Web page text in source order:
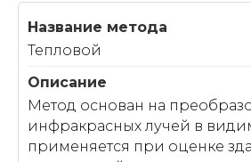
Тепловой
Метод основан на
инфракрасных лучей в
применяется при оценке